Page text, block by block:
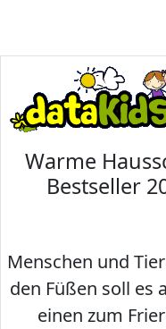
Warme
Bestseller
Menschen und
den Füßen soll es
einen zum